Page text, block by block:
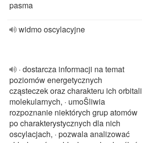
pasma
widmo oscylacyjne
· dostarcza informacji na temat
poziomów energetycznych
cząsteczek oraz charakteru ich orbitali
molekularnych, · umoŜliwia
rozpoznanie niektórych grup atomów
po charakterystycznych dla nich
oscylacjach, · pozwala analizować